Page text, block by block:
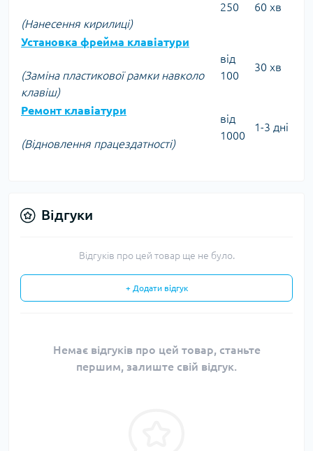
(Нанесення кирилиці)
250 60 хв
Установка фрейма клавіатури
(Заміна пластикової рамки навколо
клавіш)
від
100
30 хв
Ремонт клавіатури
(Відновлення працездатності)
від
1000
1-3 дні
Відгуки
Відгуків про цей товар ще не було.
+ Додати відгук
Немає відгуків про цей товар, станьте
першим, залиште свій відгук.